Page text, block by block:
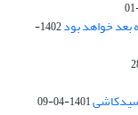
1402-
سیدکاشی1401-04-09